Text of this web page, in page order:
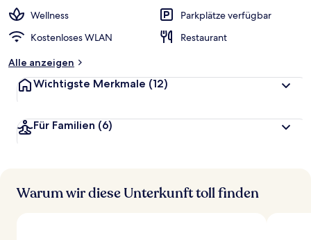
Wellness
Parkplätze verfügbar
Kostenloses WLAN
Restaurant
Alle anzeigen
Wichtigste Merkmale (12)
Für Familien (6)
Warum wir diese Unterkunft toll finden